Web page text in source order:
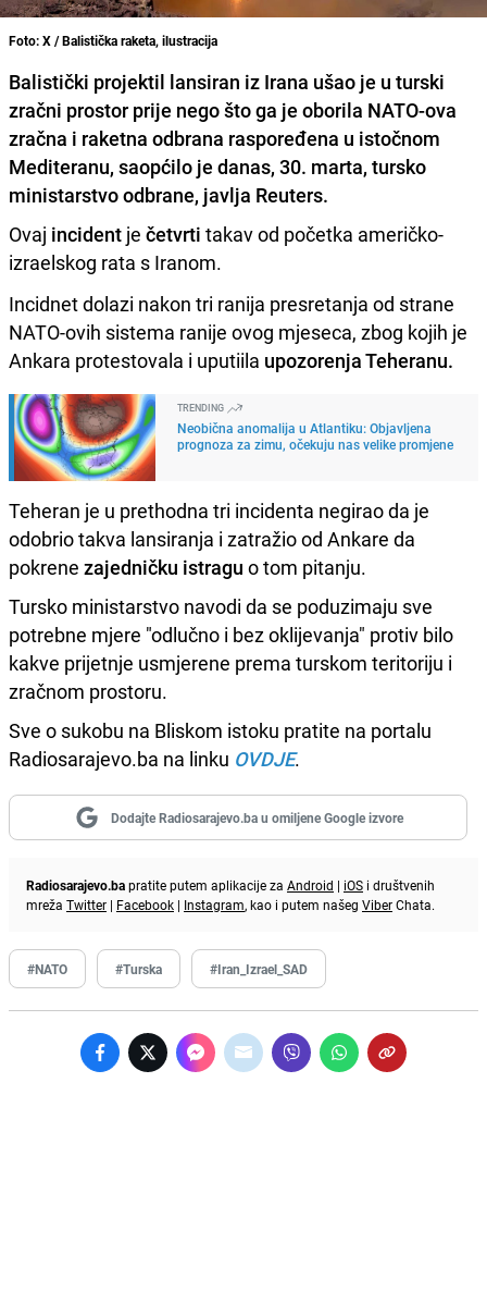
Foto: X / Balistička raketa, ilustracija
Balistički projektil lansiran iz Irana ušao je u turski
zračni prostor prije nego što ga je oborila NATO-ova
zračna i raketna odbrana raspoređena u istočnom
Mediteranu, saopćilo je danas, 30. marta, tursko
ministarstvo odbrane, javlja Reuters.
Ovaj incident je četvrti takav od početka američko-
izraelskog rata s Iranom.
Incidnet dolazi nakon tri ranija presretanja od strane
NATO-ovih sistema ranije ovog mjeseca, zbog kojih je
Ankara protestovala i uputiila upozorenja Teheranu.
TRENDING
Neobična anomalija u Atlantiku: Objavljena
prognoza za zimu, očekuju nas velike promjene
Teheran je u prethodna tri incidenta negirao da je
odobrio takva lansiranja i zatražio od Ankare da
pokrene zajedničku istragu o tom pitanju.
Tursko ministarstvo navodi da se poduzimaju sve
potrebne mjere "odlučno i bez oklijevanja" protiv bilo
kakve prijetnje usmjerene prema turskom teritoriju i
zračnom prostoru.
Sve o sukobu na Bliskom istoku pratite na portalu
Radiosarajevo.ba na linku OVDJE.
Dodajte Radiosarajevo.ba u omiljene Google izvore
Radiosarajevo.bapratite putem aplikacije za Android | iOS i društvenih
mreža Twitter | Facebook | Instagram, kao i putem našeg ViberChata.
#NATO #Turska #Iran_Izrael_SAD